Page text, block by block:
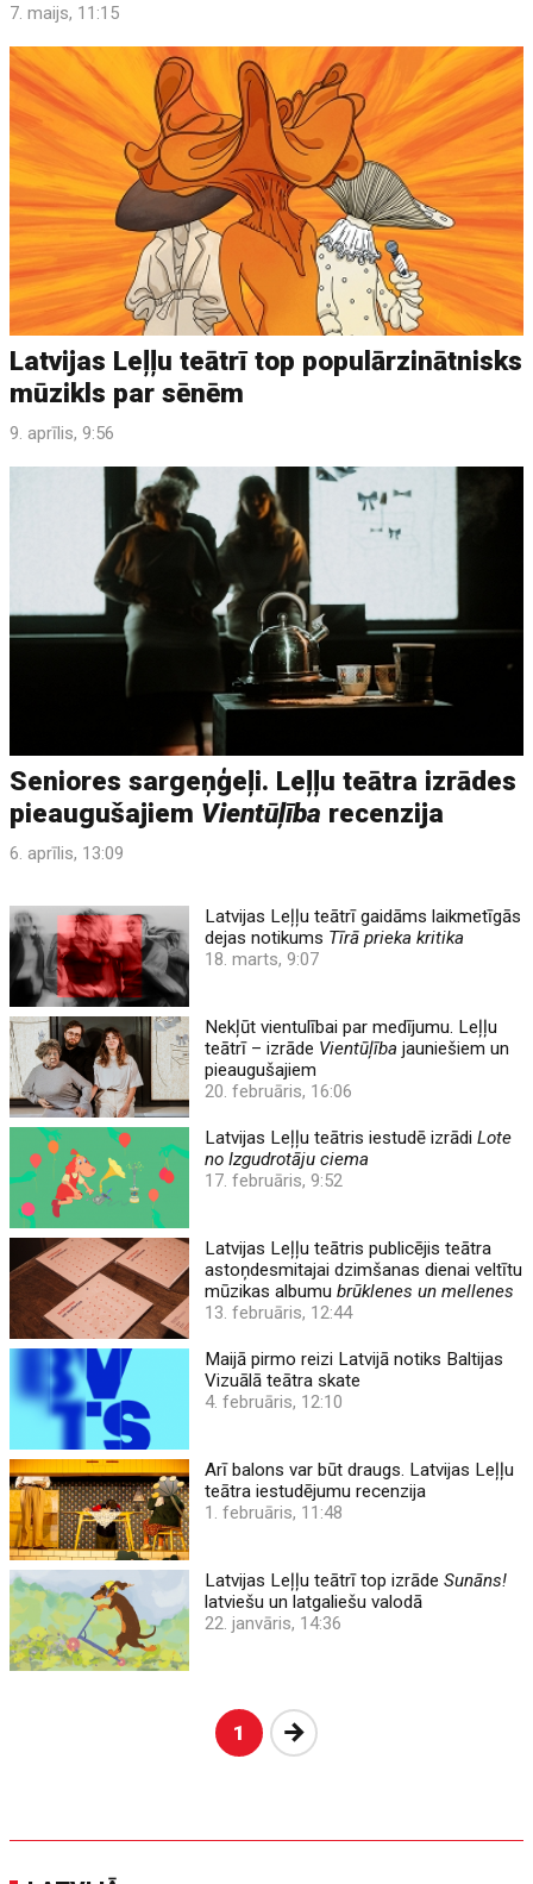
7. maijs, 11:15
Latvijas Leļļu teātrī top populārzinātnisks
mūzikls par sēnēm
9. aprīlis, 9:56
Seniores sargeņģeļi. Leļļu teātra izrādes
pieaugušajiem Vientūļība recenzija
6. aprīlis, 13:09
Latvijas Leļļu teātrī gaidāms laikmetīgās
dejas notikums Tīrā prieka kritika
18. marts, 9:07
Nekļūt vientulībai par medījumu. Leļļu
teātrī – izrāde Vientūļība jauniešiem un
pieaugušajiem
20. februāris, 16:06
Latvijas Leļļu teātris iestudē izrādiLote
no Izgudrotāju ciema
17. februāris, 9:52
Latvijas Leļļu teātris publicējis teātra
astoņdesmitajai dzimšanas dienai veltītu
mūzikas albumubrūklenes un mellenes
13. februāris, 12:44
Maijā pirmo reizi Latvijā notiks Baltijas
Vizuālā teātra skate
4. februāris, 12:10
Arī balons var būt draugs. Latvijas Leļļu
teātra iestudējumu recenzija
1. februāris, 11:48
Latvijas Leļļu teātrī top izrādeSunāns!
latviešu un latgaliešu valodā
22. janvāris, 14:36
1 Nākošā